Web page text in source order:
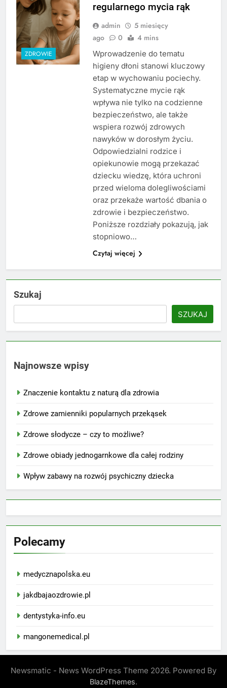
ZDROWIE
regularnego mycia rąk
admin
5 miesięcy
ago
0 4 mins
Wprowadzenie do tematu
higieny dłoni stanowi kluczowy
etap w wychowaniu pociechy.
Systematyczne mycie rąk
wpływa nie tylko na codzienne
bezpieczeństwo, ale także
wspiera rozwój zdrowych
nawyków w dorosłym życiu.
Odpowiedzialni rodzice i
opiekunowie mogą przekazać
dziecku wiedzę, która uchroni
przed wieloma dolegliwościami
oraz przekaże wartość dbania o
zdrowie i bezpieczeństwo.
Poniższe rozdziały pokazują, jak
stopniowo…
Czytaj więcej
Szukaj
SZUKAJ
Najnowsze wpisy
Znaczenie kontaktu z naturą dla zdrowia
Zdrowe zamienniki popularnych przekąsek
Zdrowe słodycze – czy to możliwe?
Zdrowe obiady jednogarnkowe dla całej rodziny
Wpływ zabawy na rozwój psychiczny dziecka
Polecamy
medycznapolska.eu
jakdbajaozdrowie.pl
dentystyka-info.eu
mangonemedical.pl
Newsmatic - News WordPress Theme 2026. Powered By
BlazeThemes.